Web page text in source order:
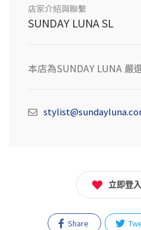
店家介紹與聯繫
SUNDAY LUNA SL
本店為SUNDAY LUNA 嚴
立即登
Share